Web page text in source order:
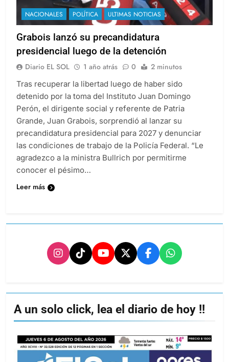
NACIONALES POLÍTICA ULTIMAS NOTICIAS
Grabois lanzó su precandidatura
presidencial luego de la detención
Diario EL SOL 1 año atrás 0 2 minutos
Tras recuperar la libertad luego de haber sido
detenido por la toma del Instituto Juan Domingo
Perón, el dirigente social y referente de Patria
Grande, Juan Grabois, sorprendió al lanzar su
precandidatura presidencial para 2027 y denunciar
las condiciones de trabajo de la Policía Federal. “Le
agradezco a la ministra Bullrich por permitirme
conocer el pésimo…
Leer más
A un solo click, lea el diario de hoy !!